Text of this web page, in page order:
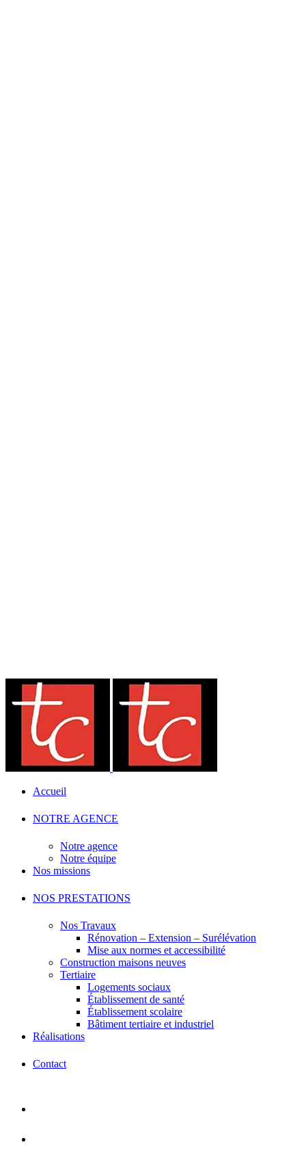
Accueil
NOTRE AGENCE
Notre agence
Notre équipe
Nos missions
NOS PRESTATIONS
Nos Travaux
Rénovation – Extension – Surélévation
Mise aux normes et accessibilité
Construction maisons neuves
Tertiaire
Logements sociaux
Établissement de santé
Établissement scolaire
Bâtiment tertiaire et industriel
Réalisations
Contact